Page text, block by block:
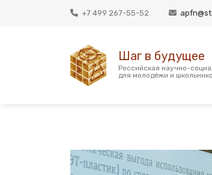
+7 499 267-55-52
Шаг в будущее
Российская научно-
для молодёжи и